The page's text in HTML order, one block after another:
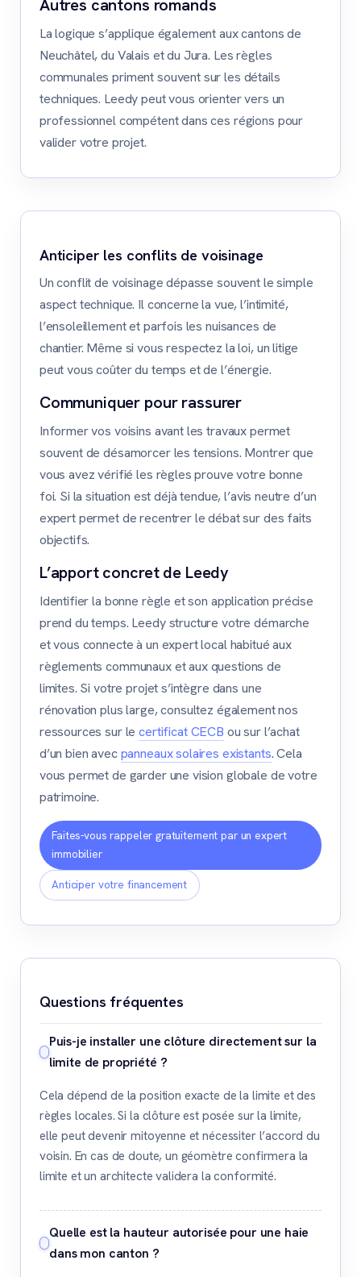
Autres cantons romands
La logique s’applique également aux cantons de
Neuchâtel, du Valais et du Jura. Les règles
communales priment souvent sur les détails
techniques. Leedy peut vous orienter vers un
professionnel compétent dans ces régions pour
valider votre projet.
Anticiper les conflits de voisinage
Un conflit de voisinage dépasse souvent le simple
aspect technique. Il concerne la vue, l’intimité,
l’ensoleillement et parfois les nuisances de
chantier. Même si vous respectez la loi, un litige
peut vous coûter du temps et de l’énergie.
Communiquer pour rassurer
Informer vos voisins avant les travaux permet
souvent de désamorcer les tensions. Montrer que
vous avez vérifié les règles prouve votre bonne
foi. Si la situation est déjà tendue, l’avis neutre d’un
expert permet de recentrer le débat sur des faits
objectifs.
L’apport concret de Leedy
Identifier la bonne règle et son application précise
prend du temps. Leedy structure votre démarche
et vous connecte à un expert local habitué aux
règlements communaux et aux questions de
limites. Si votre projet s’intègre dans une
rénovation plus large, consultez également nos
ressources sur lecertificat CECB ou sur l’achat
d’un bien avecpanneaux solaires existants. Cela
vous permet de garder une vision globale de votre
patrimoine.
Faites-vous rappeler gratuitement par un expert
immobilier
Anticiper votre financement
Questions fréquentes
Puis-je installer une clôture directement sur la
limite de propriété ?
Cela dépend de la position exacte de la limite et des
règles locales. Si la clôture est posée sur la limite,
elle peut devenir mitoyenne et nécessiter l’accord du
voisin. En cas de doute, un géomètre confirmera la
limite et un architecte validera la conformité.
Quelle est la hauteur autorisée pour une haie
dans mon canton ?